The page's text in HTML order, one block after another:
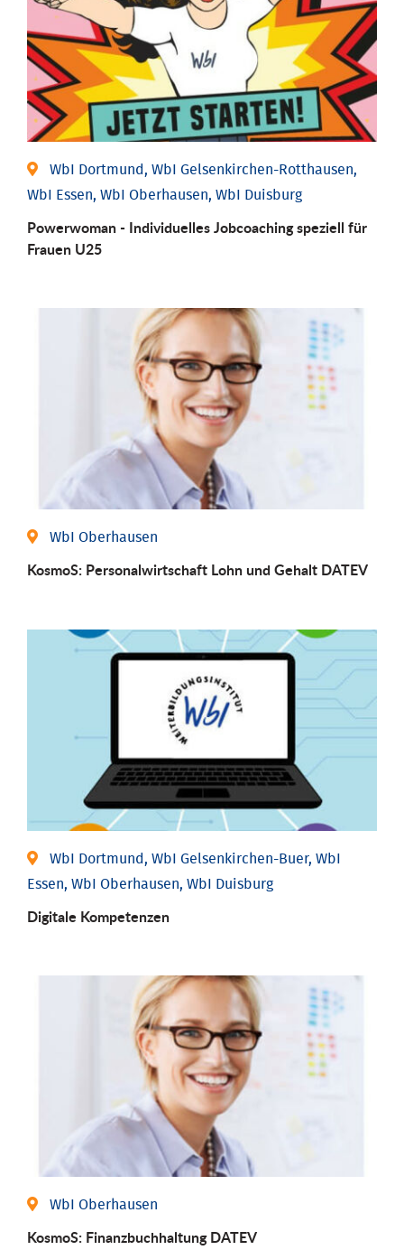
WbI Dortmund, WbI Gelsenkirchen-Rotthausen,
WbI Essen, WbI Oberhausen, WbI Duisburg
Powerwoman - Individuelles Jobcoaching speziell für
Frauen U25
WbI Oberhausen
KosmoS: Personalwirtschaft Lohn und Gehalt DATEV
WbI Dortmund, WbI Gelsenkirchen-Buer, WbI
Essen, WbI Oberhausen, WbI Duisburg
Digitale Kompetenzen
WbI Oberhausen
KosmoS: Finanzbuchhaltung DATEV